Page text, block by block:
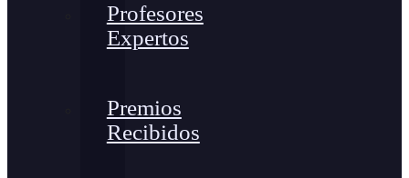
Profesores
Expertos
Premios
Recibidos